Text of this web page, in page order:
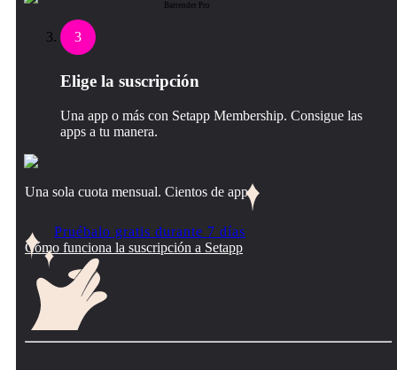
Bartender Pro
3
Elige la suscripción
Una app o más con Setapp Membership. Consigue las
apps a tu manera.
Una sola cuota mensual. Cientos de apps.
Pruébalo gratis durante 7 días
Cómo funciona la suscripción a Setapp